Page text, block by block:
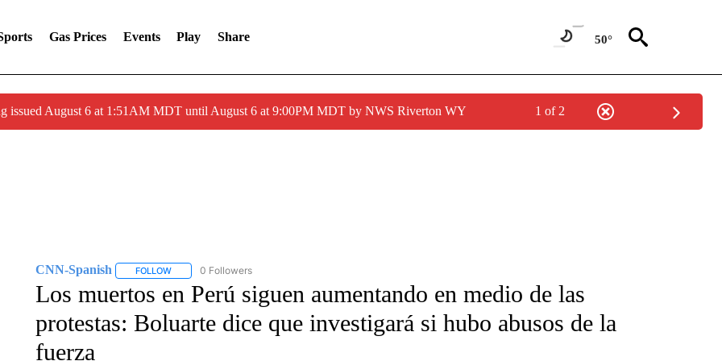
Gas Prices Events Play Share 50°
issued August 6 at 1:51AM MDT until August 6 at 9:00PM MDT by NWS Riverton WY 1 of 2
CNN-Spanish FOLLOWFOLLOW "CNN-SPANISH" TO RECEIVE NOTIFICATIONS ABOUT NEW PAGES ON "CNN-SPANISH".
0 Followers
Los muertos en Perú siguen aumentando en medio de las
protestas: Boluarte dice que investigará si hubo abusos de la
fuerza